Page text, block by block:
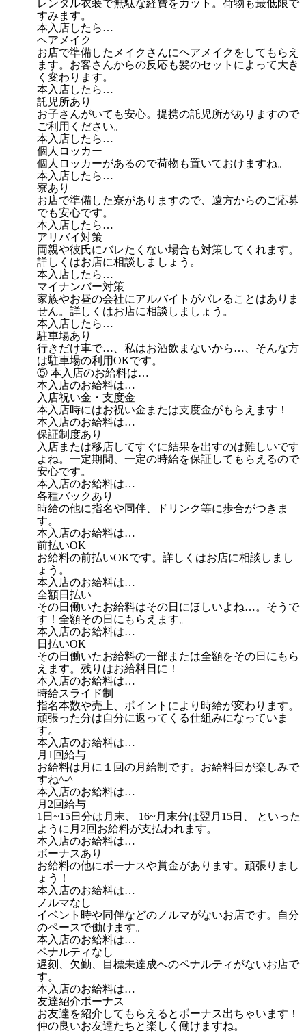
レンタル衣装で無駄な経費をカット。荷物も最低限で
すみます。
本入店したら…
ヘアメイク
お店で準備したメイクさんにヘアメイクをしてもらえ
ます。お客さんからの反応も髪のセットによって大き
く変わります。
本入店したら…
託児所あり
お子さんがいても安心。提携の託児所がありますので
ご利用ください。
本入店したら…
個人ロッカー
個人ロッカーがあるので荷物も置いておけますね。
本入店したら…
寮あり
お店で準備した寮がありますので、遠方からのご応募
でも安心です。
本入店したら…
アリバイ対策
両親や彼氏にバレたくない場合も対策してくれます。
詳しくはお店に相談しましょう。
本入店したら…
マイナンバー対策
家族やお昼の会社にアルバイトがバレることはありま
せん。詳しくはお店に相談しましょう。
本入店したら…
駐車場あり
行きだけ車で…、私はお酒飲まないから…、そんな方
は駐車場の利用OKです。
⑤ 本入店のお給料は…
本入店のお給料は…
入店祝い金・支度金
本入店時にはお祝い金または支度金がもらえます！
本入店のお給料は…
保証制度あり
入店または移店してすぐに結果を出すのは難しいです
よね。一定期間、一定の時給を保証してもらえるので
安心です。
本入店のお給料は…
各種バックあり
時給の他に指名や同伴、ドリンク等に歩合がつきま
す。
本入店のお給料は…
前払いOK
お給料の前払いOKです。詳しくはお店に相談しまし
ょう。
本入店のお給料は…
全額日払い
その日働いたお給料はその日にほしいよね…。そうで
す！全額その日にもらえます。
本入店のお給料は…
日払いOK
その日働いたお給料の一部または全額をその日にもら
えます。残りはお給料日に！
本入店のお給料は…
時給スライド制
指名本数や売上、ポイントにより時給が変わります。
頑張った分は自分に返ってくる仕組みになっていま
す。
本入店のお給料は…
月1回給与
お給料は月に１回の月給制です。お給料日が楽しみで
すね^-^
本入店のお給料は…
月2回給与
1日~15日分は月末、 16~月末分は翌月15日、 といった
ように月2回お給料が支払われます。
本入店のお給料は…
ボーナスあり
お給料の他にボーナスや賞金があります。頑張りまし
ょう！
本入店のお給料は…
ノルマなし
イベント時や同伴などのノルマがないお店です。自分
のペースで働けます。
本入店のお給料は…
ペナルティなし
遅刻、欠勤、目標未達成へのペナルティがないお店で
す。
本入店のお給料は…
友達紹介ボーナス
お友達を紹介してもらえるとボーナス出ちゃいます！
仲の良いお友達たちと楽しく働けますね。